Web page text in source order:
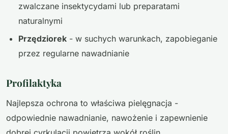
zwalczane insektycydami lub preparatami
naturalnymi
Przędziorek - w suchych warunkach, zapobieganie
przez regularne nawadnianie
Profilaktyka
Najlepsza ochrona to właściwa pielęgnacja -
odpowiednie nawadnianie, nawożenie i zapewnienie